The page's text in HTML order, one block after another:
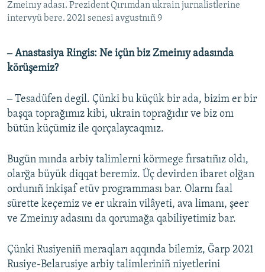
Zmeinıy adası. Prezident Qırımdan ukrain jurnalistlerine
intervyü bere. 2021 senesi avgustnıñ 9
‒ Anastasiya Ringis: Ne içün biz Zmeinıy adasında
körüşemiz?
‒ Tesadüfen degil. Çünki bu küçük bir ada, bizim er bir
başqa toprağımız kibi, ukrain toprağıdır ve biz onı
bütün küçümiz ile qorçalaycaqmız.
Bugün mında arbiy talimlerni körmege fırsatıñız oldı,
olarğa büyük diqqat beremiz. Üç devirden ibaret olğan
ordunıñ inkişaf etüv programması bar. Olarnı faal
sürette keçemiz ve er ukrain vilâyeti, ava limanı, şeer
ve Zmeinıy adasını da qorumağa qabiliyetimiz bar.
Çünki Rusiyeniñ meraqları aqqında bilemiz, Ğarp 2021
Rusiye-Belarusiye arbiy talimleriniñ niyetlerini